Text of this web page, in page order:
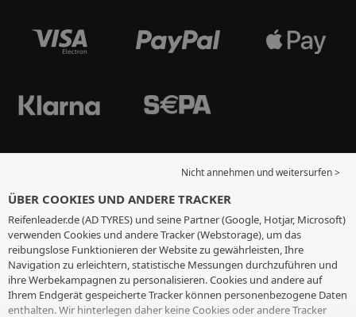
Nicht annehmen und weitersurfen >
ÜBER COOKIES UND ANDERE TRACKER
Reifenleader.de (AD TYRES) und seine Partner (Google, Hotjar, Microsoft)
verwenden Cookies und andere Tracker (Webstorage), um das
reibungslose Funktionieren der Website zu gewährleisten, Ihre
Navigation zu erleichtern, statistische Messungen durchzuführen und
ihre Werbekampagnen zu personalisieren. Cookies und andere auf
Ihrem Endgerät gespeicherte Tracker können personenbezogene Daten
enthalten. Wir hinterlegen daher keine Cookies oder andere Tracker